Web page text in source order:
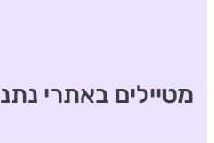
מטיילים באתרי